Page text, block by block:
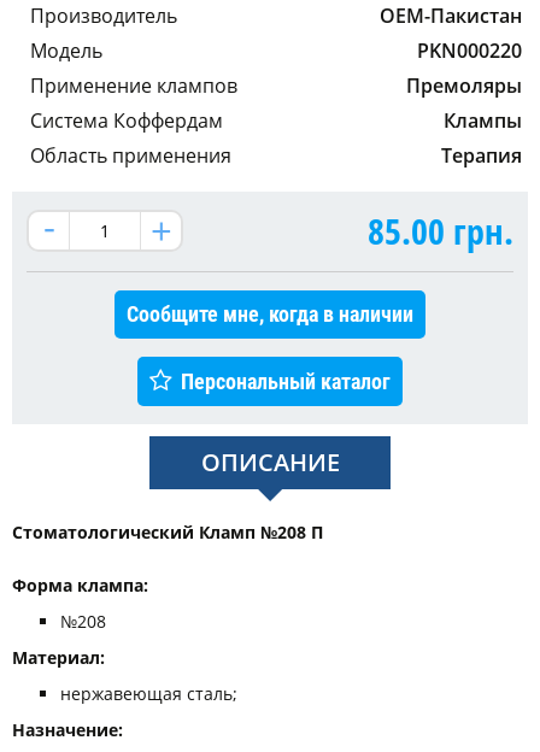
Производитель
OEM-Пакистан
Модель
PKN000220
Применение клампов
Премоляры
Система Коффердам
Клампы
Область применения
Терапия
85.00 грн.
Сообщите мне, когда в наличии
Персональный каталог
ОПИСАНИЕ
Стоматологический Кламп №208 П
Форма клампа: ​​​​​​
№208
Материал:
нержавеющая сталь;
Назначение: